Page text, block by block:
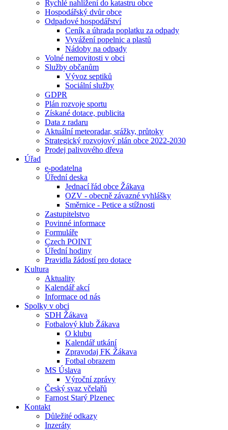
Rychlé nahlížení do katastru obce
Hospodářský dvůr obce
Odpadové hospodářství
Ceník a úhrada poplatku za odpady
Vyvážení popelnic a plastů
Nádoby na odpady
Volné nemovitosti v obci
Služby občanům
Vývoz septiků
Sociální služby
GDPR
Plán rozvoje sportu
Získané dotace, publicita
Data z radaru
Aktuální meteoradar, srážky, průtoky
Strategický rozvojový plán obce 2022-2030
Prodej palivového dřeva
Úřad
e-podatelna
Úřední deska
Jednací řád obce Žákava
OZV - obecně závazné vyhlášky
Směrnice - Petice a stížnosti
Zastupitelstvo
Povinné informace
Formuláře
Czech POINT
Úřední hodiny
Pravidla žádostí pro dotace
Kultura
Aktuality
Kalendář akcí
Informace od nás
Spolky v obci
SDH Žákava
Fotbalový klub Žákava
O klubu
Kalendář utkání
Zpravodaj FK Žákava
Fotbal obrazem
MS Úslava
Výroční zprávy
Český svaz včelařů
Farnost Starý Plzenec
Kontakt
Důležité odkazy
Inzeráty